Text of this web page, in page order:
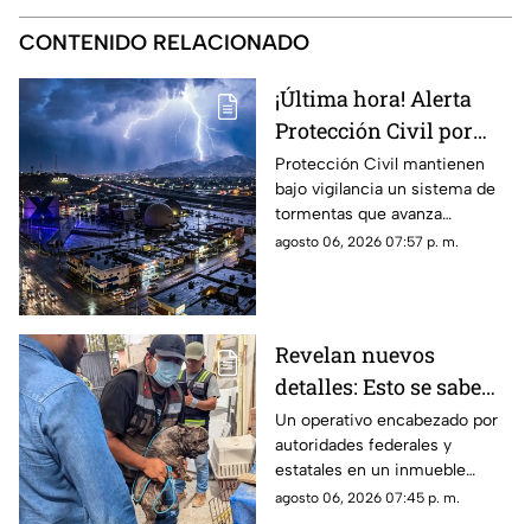
CONTENIDO RELACIONADO
¡Última hora! Alerta
Protección Civil por
tormenta que se acerca
a Ciudad Juárez y El
Paso: piden extremar
precauciones
Protección Civil mantienen
bajo vigilancia un sistema de
tormentas que avanza
lentamente hacia el suroeste y
agosto 06, 2026 07:57 p. m.
Revelan nuevos
detalles: Esto se sabe
sobre el hallazgo de un
lagarto y un tigre de
bengala en un
autolavado de Juárez
Un operativo encabezado por
autoridades federales y
estatales en un inmueble
habilitado como autolavado en
agosto 06, 2026 07:45 p. m.